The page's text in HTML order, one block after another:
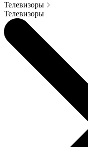
Телевизоры
Телевизоры